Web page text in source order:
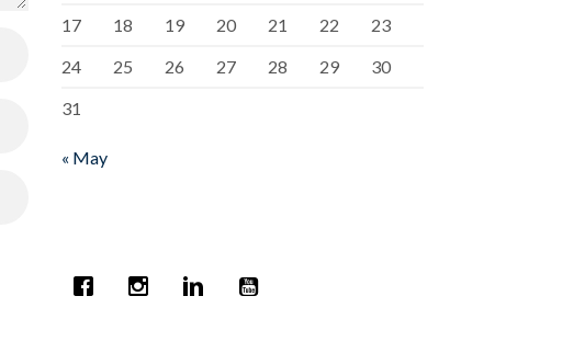
17
18 19 20 21 22
23
24
25 26 27 28 29
30
31
« May